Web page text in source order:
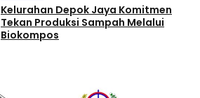
Kelurahan Depok Jaya Komitmen
Tekan Produksi Sampah Melalui
Biokompos